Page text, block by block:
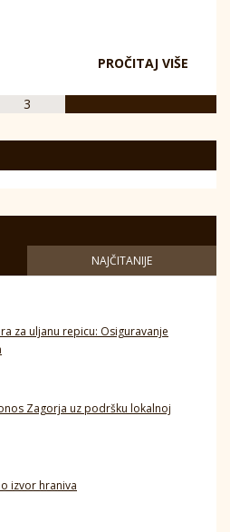
PROČITAJ VIŠE
3
NAJČITANIJE
za uljanu repicu: Osiguravanje
Zagorja uz podršku lokalnoj
izvor hraniva